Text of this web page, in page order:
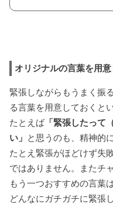
オリジナルの言葉を用意
緊張しながらもうまく振
る言葉を用意しておくと
たとえば「緊張したって
い」 と思うのも、精神的
たとえ緊張がほどけず失
ではありません。またチ
もう一つおすすめの言葉
どんなにガチガチに緊張